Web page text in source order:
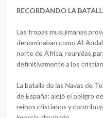
RECORDANDO LA
Las tropas musulmanas
denominaban como Al-
norte de África, reunidas
definitivamente a los
La batalla de las Navas de
de España: alejó el peligro
reinos cristianos y